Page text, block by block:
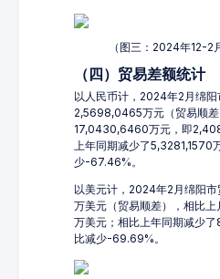
（图三：2024年12-2
（四）贸易差额统计
以人民币计，2024年2月绵阳
2,5698,0465万元（贸易顺差
17,0430,6460万元，即
上年同期减少了5,3281,1570
少-67.46%。
以美元计，2024年2月绵阳
万美元（贸易顺差），相比
万美元；相比上年同期减少
比减少-69.69%。